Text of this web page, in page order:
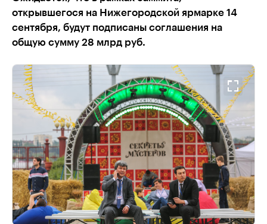
открывшегося на Нижегородской ярмарке 14
сентября, будут подписаны соглашения на
общую сумму 28 млрд руб.